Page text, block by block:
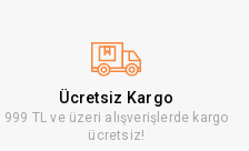
Ücretsiz Kargo
999 TL ve üzeri alışverişlerde kargo
ücretsiz!